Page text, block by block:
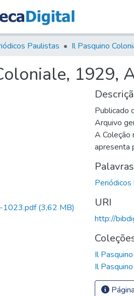
Paulistas Il Pasquino
1929,
1023.pdf(3,62 MB)
Publicado
Arquivo
A
apresenta
URI
http://
Il
Il